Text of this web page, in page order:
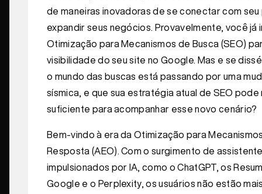
de maneiras inovadoras de se conectar com seu
expandir seus negócios. Provavelmente, você já
Otimização para Mecanismos de Busca (SEO)
visibilidade do seu site no Google. Mas e se
o mundo das buscas está passando por uma
sísmica, e que sua estratégia atual de SEO pode
suficiente para acompanhar esse novo cenário?
Bem-vindo à era da Otimização para
Resposta (AEO). Com o surgimento de
impulsionados por IA, como o ChatGPT, os
Google e o Perplexity, os usuários não estão